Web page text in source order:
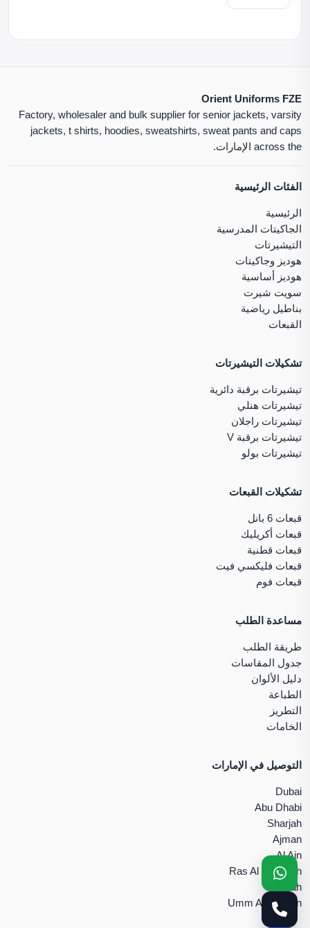
Orient Uniforms FZE
Factory, wholesaler and bulk supplier for senior jackets, varsity
jackets, t shirts, hoodies, sweatshirts, sweat pants and caps
across the الإمارات.
الفئات الرئيسية
الرئيسية
الجاكيتات المدرسية
التيشيرتات
هوديز وجاكيتات
هوديز أساسية
سويت شيرت
بناطيل رياضية
القبعات
تشكيلات التيشيرتات
تيشيرتات برقبة دائرية
تيشيرتات هنلي
تيشيرتات راجلان
تيشيرتات برقبة V
تيشيرتات بولو
تشكيلات القبعات
قبعات 6 بانل
قبعات أكريليك
قبعات قطنية
قبعات فليكسي فيت
قبعات فوم
مساعدة الطلب
طريقة الطلب
جدول المقاسات
دليل الألوان
الطباعة
التطريز
الخامات
التوصيل في الإمارات
Dubai
Abu Dhabi
Sharjah
Ajman
Al Ain
Ras Al Khaimah
Fujairah
Umm Al Quwain